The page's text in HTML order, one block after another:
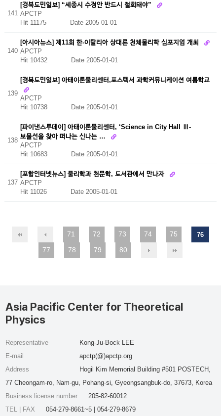
141
[경북도민일보] “세종시 수정안 반드시 철회돼야”
APCTP
Hit 11175
Date 2005-01-01
140
[아시아뉴스] 제11회 한-이탈리아 상대론 천체물리학 심포지엄 개최
APCTP
Hit 10432
Date 2005-01-01
139
[경북도민일보] 아태이론물리센터,포스텍서 과학커뮤니케이션 여름학교
APCTP
Hit 10738 Date 2005-01-01
138
[파이낸스투데이] 아태이론물리센터, ‘Science in City Hall Ⅲ-
보물선을 찾아 떠나는 신나는 …
APCTP
Hit 10683 Date 2005-01-01
137
[포항인터넷뉴스] 물리학과 천문학, 도서관에서 만나자
APCTP
Hit 11026
Date 2005-01-01
71 72 73 74 75 76
77 78 79 80
Asia Pacific Center for Theoretical
Physics
Representative
Kong-Ju-Bock LEE
E-mail
apctp(@)apctp.org
Address
Hogil Kim Memorial Building #501 POSTECH,
77 Cheongam-ro, Nam-gu, Pohang-si, Gyeongsangbuk-do, 37673, Korea
Business license number
205-82-60012
TEL | FAX
054-279-8661~5 | 054-279-8679